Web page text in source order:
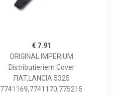
€ 7.91
ORIGINAL IMPERIUM
Distributieriem Cover
FIAT,LANCIA 5325
7741169,7741170,775215